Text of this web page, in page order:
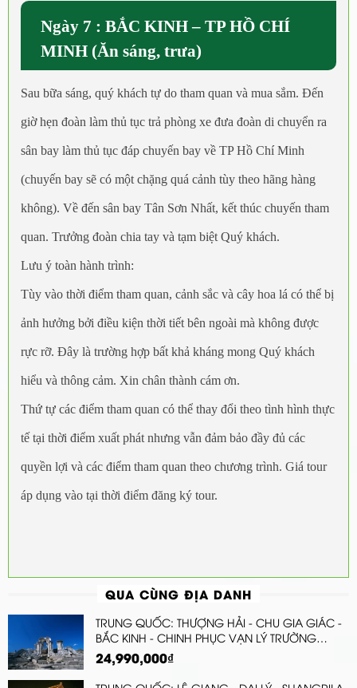
Ngày 7 : BẮC KINH – TP HỒ CHÍ
MINH (Ăn sáng, trưa)
Sau bữa sáng, quý khách tự do tham quan và mua sắm. Đến
giờ hẹn đoàn làm thủ tục trả phòng xe đưa đoàn di chuyển ra
sân bay làm thủ tục đáp chuyến bay về TP Hồ Chí Minh
(chuyến bay sẽ có một chặng quá cảnh tùy theo hãng hàng
không). Về đến sân bay Tân Sơn Nhất, kết thúc chuyến tham
quan. Trưởng đoàn chia tay và tạm biệt Quý khách.
Lưu ý toàn hành trình:
Tùy vào thời điểm tham quan, cảnh sắc và cây hoa lá có thể bị
ảnh hưởng bởi điều kiện thời tiết bên ngoài mà không được
rực rỡ. Đây là trường hợp bất khả kháng mong Quý khách
hiểu và thông cảm. Xin chân thành cám ơn.
Thứ tự các điểm tham quan có thể thay đổi theo tình hình thực
tế tại thời điểm xuất phát nhưng vẫn đảm bảo đầy đủ các
quyền lợi và các điểm tham quan theo chương trình. Giá tour
áp dụng vào tại thời điểm đăng ký tour.
QUA CÙNG ĐỊA DANH
TRUNG QUỐC: THƯỢNG HẢI - CHU GIA GIÁC -
BẮC KINH - CHINH PHỤC VẠN LÝ TRƯỜNG
THÀNH
24,990,000₫